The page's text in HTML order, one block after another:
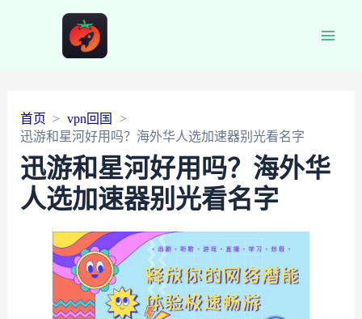
首页
vpn回国
迅游和星河好用吗？海外华人选加速器别光看名字
迅游和星河好用吗？海外华
人选加速器别光看名字